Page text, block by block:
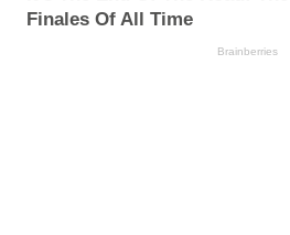
Finales Of All Time
Brainberries